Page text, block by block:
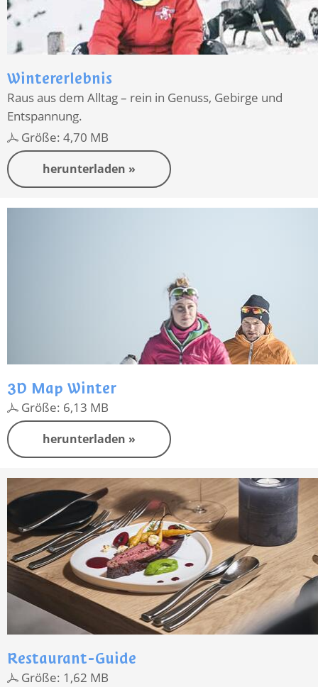
Wintererlebnis
Raus aus dem Alltag – rein in Genuss, Gebirge und
Entspannung.
Größe: 4,70 MB
herunterladen »
3D Map Winter
Größe: 6,13 MB
herunterladen »
Restaurant-Guide
Größe: 1,62 MB